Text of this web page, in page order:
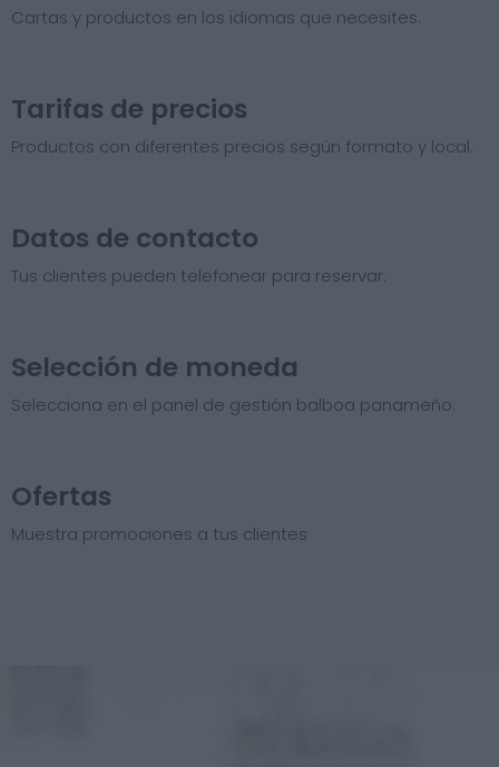
Cartas y productos en los idiomas que necesites.
Tarifas de precios​
Productos con diferentes precios según formato y local.
Datos de contacto
Tus clientes pueden telefonear para reservar.
Selección de moneda
Selecciona en el panel de gestión balboa panameño.
Ofertas
Muestra promociones a tus clientes